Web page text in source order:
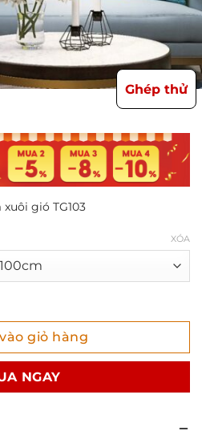
Ghép thử
gió TG103
XÓA
xuôi gió TG103 số lượng
giỏ hàng
NGAY